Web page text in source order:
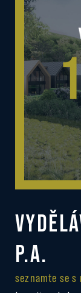
P.A.
seznamte se